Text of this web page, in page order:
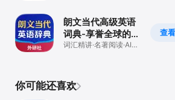
查看
朗文当代高级英语
词典-享誉全球的学
习型词典
词汇精讲·名著阅读·AI翻
你可能还喜欢